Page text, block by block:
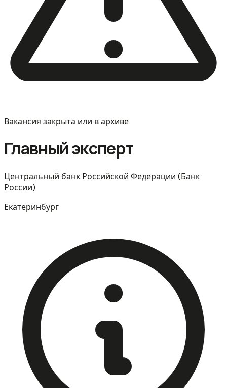
Вакансия закрыта или в архиве
Главный эксперт
Центральный банк Российской Федерации (Банк
России)
Екатеринбург